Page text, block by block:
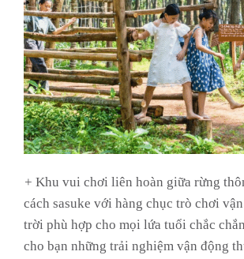
+ Khu vui chơi liên hoàn giữa rừng
cách sasuke với hàng chục trò chơi
trời phù hợp cho mọi lứa tuổi chắc
cho bạn những trải nghiệm vận động